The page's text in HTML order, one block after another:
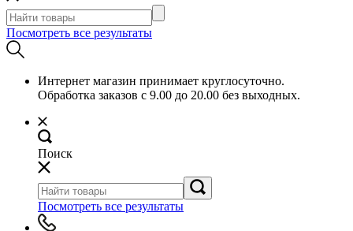
Посмотреть все результаты
Интернет магазин принимает круглосуточно.
Обработка заказов с 9.00 до 20.00 без выходных.
Поиск
Посмотреть все результаты